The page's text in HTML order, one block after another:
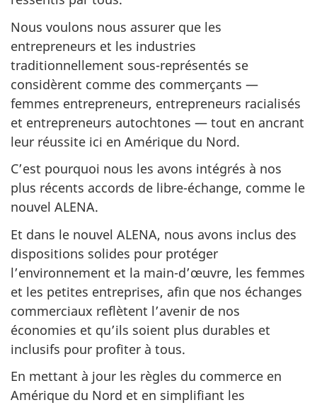
Nous voulons nous assurer que les
entrepreneurs et les industries
traditionnellement sous-représentés se
considèrent comme des commerçants —
femmes entrepreneurs, entrepreneurs racialisés
et entrepreneurs autochtones — tout en ancrant
leur réussite ici en Amérique du Nord.
C’est pourquoi nous les avons intégrés à nos
plus récents accords de libre-échange, comme le
nouvel ALENA.
Et dans le nouvel ALENA, nous avons inclus des
dispositions solides pour protéger
l’environnement et la main-d’œuvre, les femmes
et les petites entreprises, afin que nos échanges
commerciaux reflètent l’avenir de nos
économies et qu’ils soient plus durables et
inclusifs pour profiter à tous.
En mettant à jour les règles du commerce en
Amérique du Nord et en simplifiant les